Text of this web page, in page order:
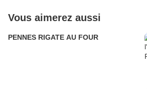
Vous aimerez aussi
PENNES RIGATE AU FOUR